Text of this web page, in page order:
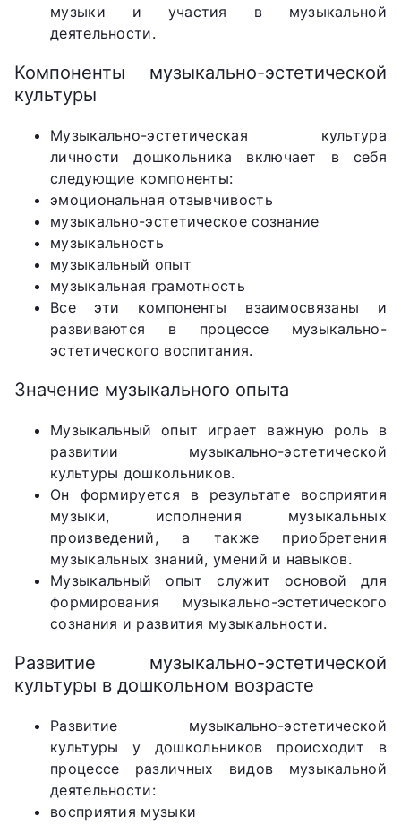
музыки и участия в музыкальной
деятельности.
Компоненты музыкально-эстетической
культуры
Музыкально-эстетическая культура
личности дошкольника включает в себя
следующие компоненты:
эмоциональная отзывчивость
музыкально-эстетическое сознание
музыкальность
музыкальный опыт
музыкальная грамотность
Все эти компоненты взаимосвязаны и
развиваются в процессе музыкально-
эстетического воспитания.
Значение музыкального опыта
Музыкальный опыт играет важную роль в
развитии музыкально-эстетической
культуры дошкольников.
Он формируется в результате восприятия
музыки, исполнения музыкальных
произведений, а также приобретения
музыкальных знаний, умений и навыков.
Музыкальный опыт служит основой для
формирования музыкально-эстетического
сознания и развития музыкальности.
Развитие музыкально-эстетической
культуры в дошкольном возрасте
Развитие музыкально-эстетической
культуры у дошкольников происходит в
процессе различных видов музыкальной
деятельности:
восприятия музыки